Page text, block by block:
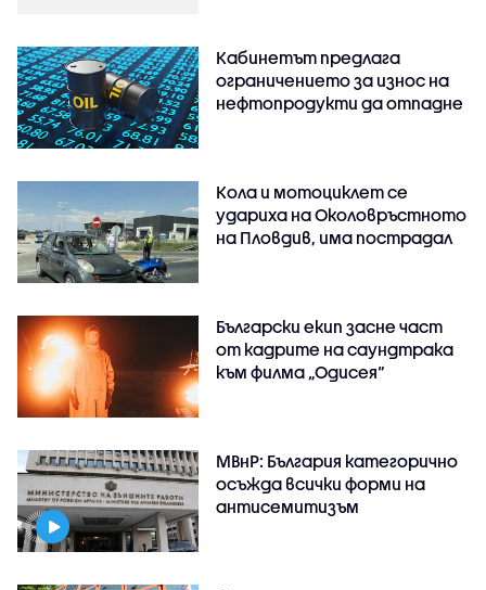
Кабинетът предлага
ограничението за износ на
нефтопродукти да отпадне
Кола и мотоциклет се
удариха на Околовръстното
на Пловдив, има пострадал
Български екип засне част
от кадрите на саундтрака
към филма „Одисея“
МВнР: България категорично
осъжда всички форми на
антисемитизъм